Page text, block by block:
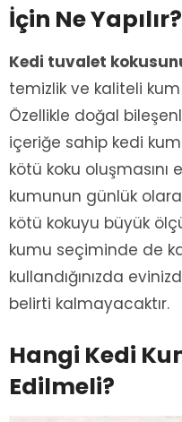
İçin Ne Yapılır?
Kedi tuvalet
temizlik ve kaliteli
Özellikle doğal
içeriğe sahip kedi
kötü koku oluşmasını
kumunun günlük
kötü kokuyu büyük
kumu seçiminde de
kullandığınızda
belirti kalmayacaktır.
Hangi Kedi
Edilmeli?